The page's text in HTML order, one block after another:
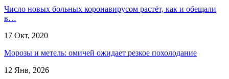
Число новых больных коронавирусом растёт, как и обещали
в…
17 Окт, 2020
Морозы и метель: омичей ожидает резкое похолодание
12 Янв, 2026